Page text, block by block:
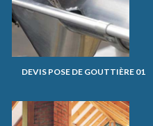
DEVIS POSE DE GOUTTIÈRE 01